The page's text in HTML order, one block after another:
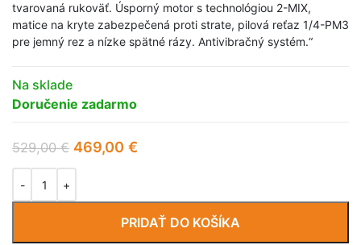
tvarovaná rukoväť. Úsporný motor s technológiou 2-MIX,
matice na kryte zabezpečená proti strate, pilová reťaz 1/4-PM3
pre jemný rez a nízke spätné rázy. Antivibračný systém.“
Na sklade
Doručenie zadarmo
529,00€ 469,00 €
PRIDAŤ DO KOŠÍKA